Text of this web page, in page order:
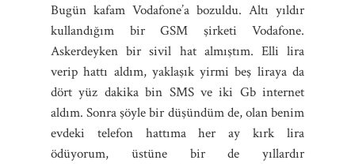
Bugün kafam Vodafone’a bozuldu. Altı yıldır
kullandığım bir GSM şirketi Vodafone.
Askerdeyken bir sivil hat almıştım. Elli lira
verip hattı aldım, yaklaşık yirmi beş liraya da
dört yüz dakika bin SMS ve iki Gb internet
aldım. Sonra şöyle bir düşündüm de, olan benim
evdeki telefon hattıma her ay kırk lira
ödüyorum, üstüne bir de yıllardır